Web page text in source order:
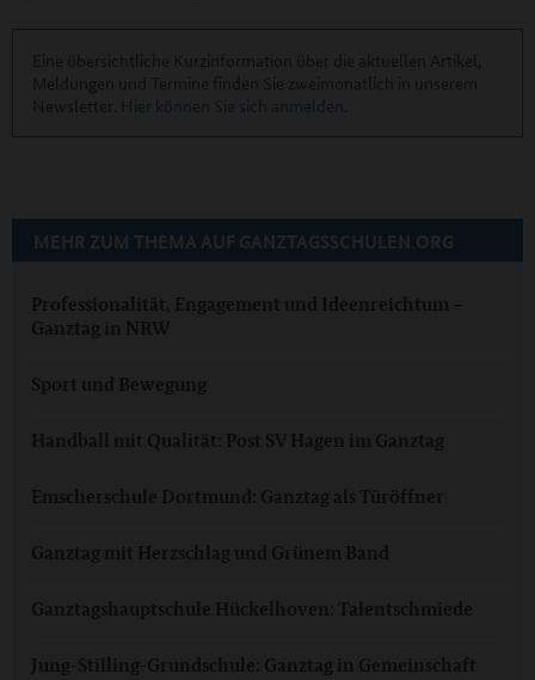
Hier können Sie sich anmelden.
MEHR ZUM THEMA AUF GANZTAGSSCHULEN.ORG
Professionalität, Engagement und Ideenreichtum –
Ganztag in NRW
Sport und Bewegung
Handball mit Qualität: Post SV Hagen im Ganztag
Emscherschule Dortmund: Ganztag als Türöffner
Ganztag mit Herzschlag und Grünem Band
Ganztagshauptschule Hückelhoven: Talentschmiede
Jung-Stilling-Grundschule: Ganztag in Gemeinschaft